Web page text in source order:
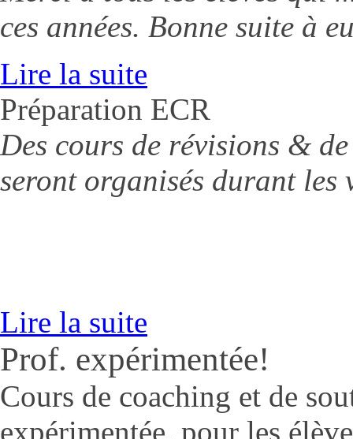
ces années. Bonne suite à
Lire la suite
Préparation ECR
Des cours de révisions &
seront organisés durant les
Lire la suite
Prof. expérimentée!
Cours de coaching et de
expérimentée, pour les